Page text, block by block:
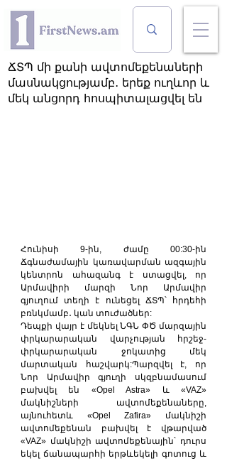
ՃՏՊ մի քանի ավտոմեքենաների
մասնակցությամբ․ երեք ուղևոր և
մեկ անցորդ հոսպիտալացվել են
Հունիսի 9-ին, ժամը 00:30-ին
Ճգնաժամային կառավարման ազգային
կենտրոն ահազանգ է ստացվել, որ
Արմավիրի մարզի Նոր Արմավիր
գյուղում տեղի է ունեցել ՃՏՊ՝ հրդեհի
բռնկմամբ․ կան տուժածներ:
Դեպքի վայր է մեկնել ՆԳՆ ՓԾ մարզային
փրկարարական վարչության հրշեջ-
փրկարարական ջոկատից մեկ
մարտական հաշվարկ:Պարզվել է, որ
Նոր Արմավիր գյուղի սկզբնամասում
բախվել են «Opel Astra» և «VAZ»
մակնիշների ավտոմեքենաները,
այնուհետև «Opel Zafira» մակնիշի
ավտոմեքենան բախվել է վթարված
«VAZ» մակնիշի ավտոմեքենային՝ դուրս
եկել ճանապարհի երթևեկելի գոտուց և